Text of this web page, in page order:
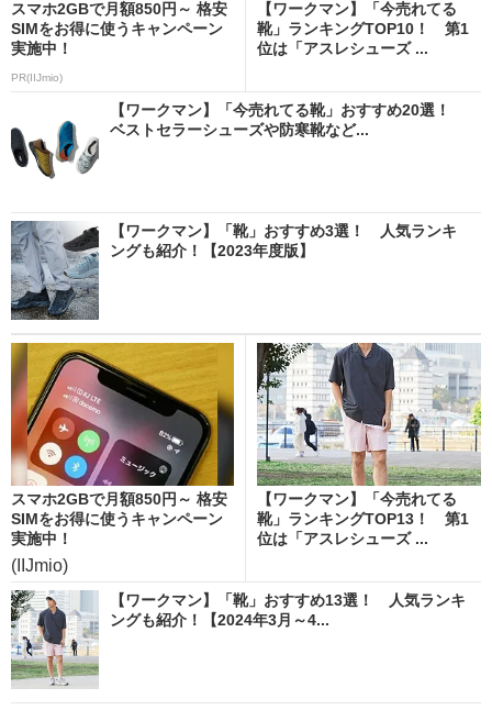
スマホ2GBで月額850円～ 格安
SIMをお得に使うキャンペーン
実施中！
PR(IIJmio)
【ワークマン】「今売れてる
靴」ランキングTOP10！ 第1
位は「アスレシューズ ...
【ワークマン】「今売れてる靴」おすすめ20選！
ベストセラーシューズや防寒靴など...
【ワークマン】「靴」おすすめ3選！ 人気ランキ
ングも紹介！【2023年度版】
スマホ2GBで月額850円～ 格安
SIMをお得に使うキャンペーン
実施中！
(IIJmio)
【ワークマン】「今売れてる
靴」ランキングTOP13！ 第1
位は「アスレシューズ ...
【ワークマン】「靴」おすすめ13選！ 人気ランキ
ングも紹介！【2024年3月～4...